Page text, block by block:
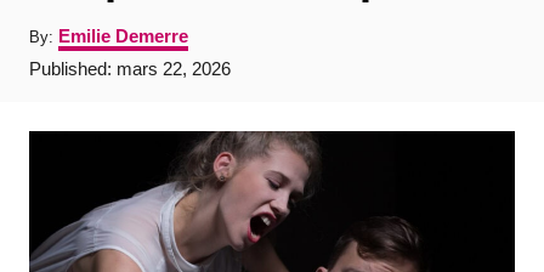
By: A
u
t
o
Emilie Demerre
P
Published: mars 22, 2026